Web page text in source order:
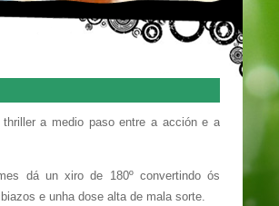
thriller a medio paso entre a acción e a
dá un xiro de 180º convertindo ós
e unha dose alta de mala sorte.